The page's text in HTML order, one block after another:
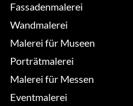
Fassadenmalerei
Wandmalerei
Malerei für Museen
Porträtmalerei
Malerei für Messen
Eventmalerei